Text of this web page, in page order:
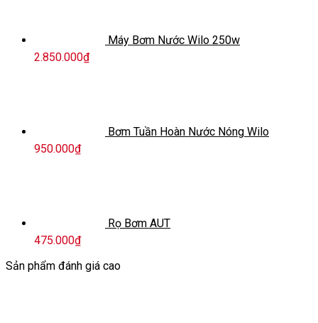
Máy Bơm Nước Wilo 250w
2.850.000₫
Bơm Tuần Hoàn Nước Nóng Wilo
950.000₫
Rọ Bơm AUT
475.000₫
Sản phẩm đánh giá cao